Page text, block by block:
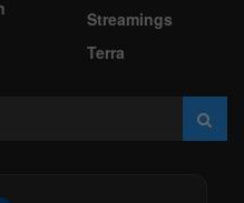
Streamings
Terra